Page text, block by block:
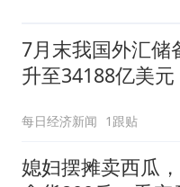
7月末我国外汇储
升至34188亿美元
应，央行增持黄金
方向
每日经济新闻 1跟贴
媳妇摆摊卖西瓜